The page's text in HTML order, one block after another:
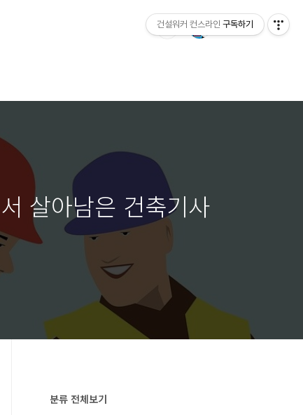
살아남은 건축기사
분류 전체보기
건설워커 컨스라인 구독하기